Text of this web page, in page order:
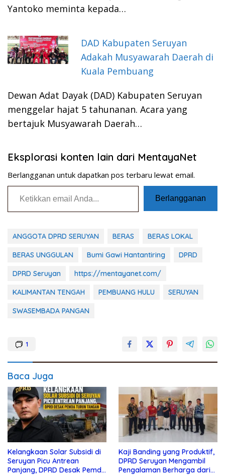
Yantoko meminta kepada…
DAD Kabupaten Seruyan
Adakah Musyawarah Daerah di
Kuala Pembuang
Dewan Adat Dayak (DAD) Kabupaten Seruyan
menggelar hajat 5 tahunanan. Acara yang
bertajuk Musyawarah Daerah…
Eksplorasi konten lain dari MentayaNet
Berlangganan untuk dapatkan pos terbaru lewat email.
Ketikkan email Anda...
Berlangganan
ANGGOTA DPRD SERUYAN BERAS BERAS LOKAL
BERAS UNGGULAN Bumi Gawi Hantantiring DPRD
DPRD Seruyan https://mentayanet.com/
KALIMANTAN TENGAH PEMBUANG HULU SERUYAN
SWASEMBADA PANGAN
1
Baca Juga
Kelangkaan Solar Subsidi di
Seruyan Picu Antrean
Panjang, DPRD Desak Pemda
Kaji Banding yang Produktif,
DPRD Seruyan Mengambil
Pengalaman Berharga dari